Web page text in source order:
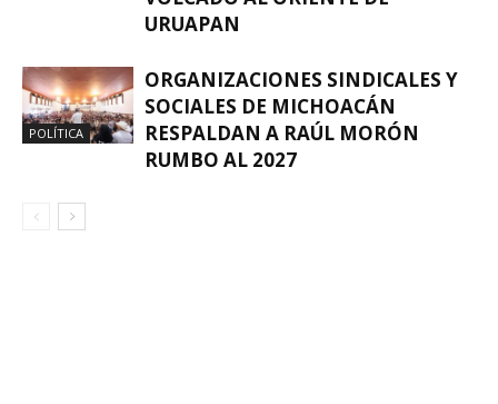
URUAPAN
POLÍTICA
ORGANIZACIONES SINDICALES Y
SOCIALES DE MICHOACÁN
RESPALDAN A RAÚL MORÓN
RUMBO AL 2027